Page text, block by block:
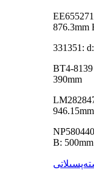
876.3mm
331351:
BT4-
390mm
B: 500mm
تەپسىلاتى